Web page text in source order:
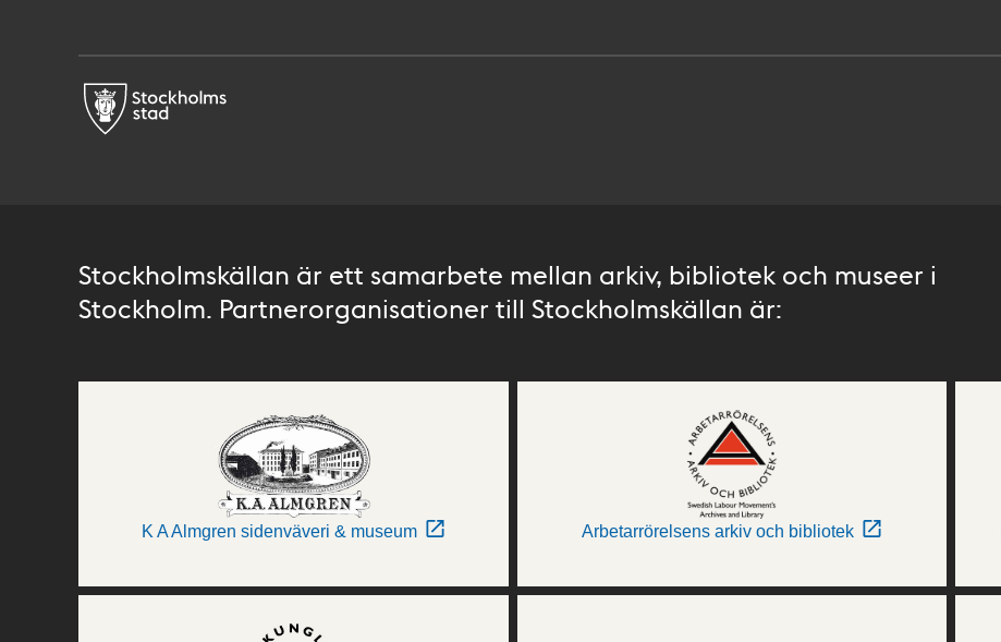
Stockholmskällan är ett samarbete mellan arkiv, bibliotek och museer i
Stockholm. Partnerorganisationer till Stockholmskällan är:
K A Almgren sidenväveri & museum Arbetarrörelsens arkiv och bibliotek